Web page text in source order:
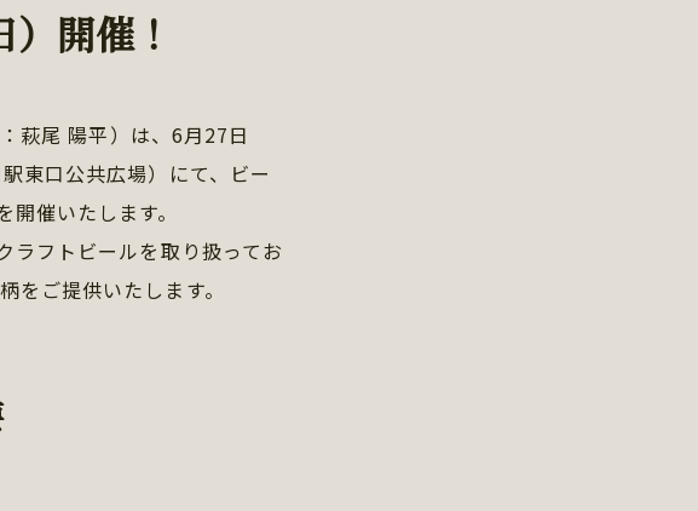
開催！
萩尾 陽平）は、6月27日
東口公共広場）にて、ビー
催いたします。
ラフトビールを取り扱ってお
をご提供いたします。